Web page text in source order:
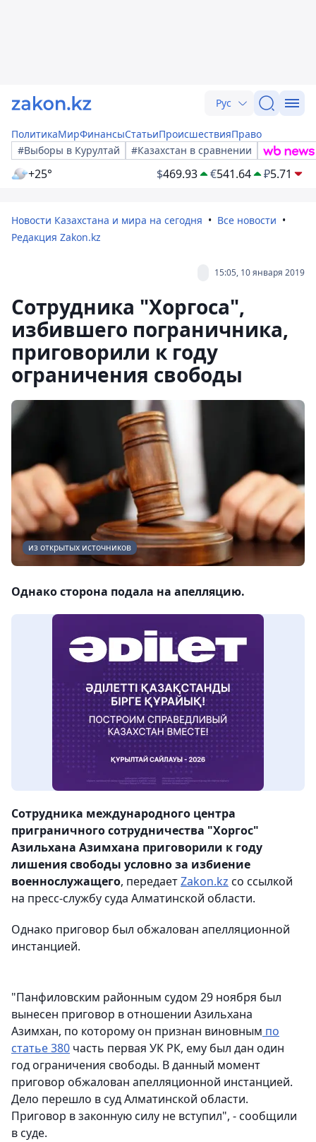
Рус
ПолитикаМирФинансыСтатьиПроисшествияПраво
#Выборы в Курултай
#Казахстан в сравнении
+25° $469.93 €541.64 ₽5.71
Новости Казахстана и мира на сегодня
Все новости
Редакция Zakon.kz
15:05, 10 января 2019
Сотрудника "Хоргоса",
избившего пограничника,
приговорили к году
ограничения свободы
из открытых источников
Однако сторона подала на апелляцию.
Сотрудника международного центра
приграничного сотрудничества "Хоргос"
Азильхана Азимхана приговорили к году
лишения свободы условно за избиение
военнослужащего, передаетZakon.kz со ссылкой
на пресс-службу суда Алматинской области.
Однако приговор был обжалован апелляционной
инстанцией.
"Панфиловским районным судом 29 ноября был
вынесен приговор в отношении Азильхана
Азимхан, по которому он признан виновным по
статье 380 часть первая УК РК, ему был дан один
год ограничения свободы. В данный момент
приговор обжалован апелляционной инстанцией.
Дело перешло в суд Алматинской области.
Приговор в законную силу не вступил", - сообщили
в суде.